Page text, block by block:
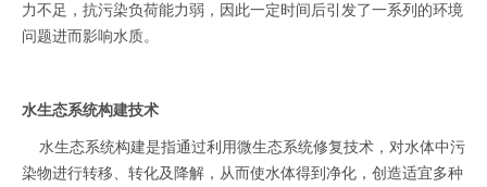
力不足，抗污染负荷能力弱，因此一定时间后引发了一系列的环境
问题进而影响水质。
水生态系统构建技术
水生态系统构建是指通过利用微生态系统修复技术，对水体中污
染物进行转移、转化及降解，从而使水体得到净化，创造适宜多种